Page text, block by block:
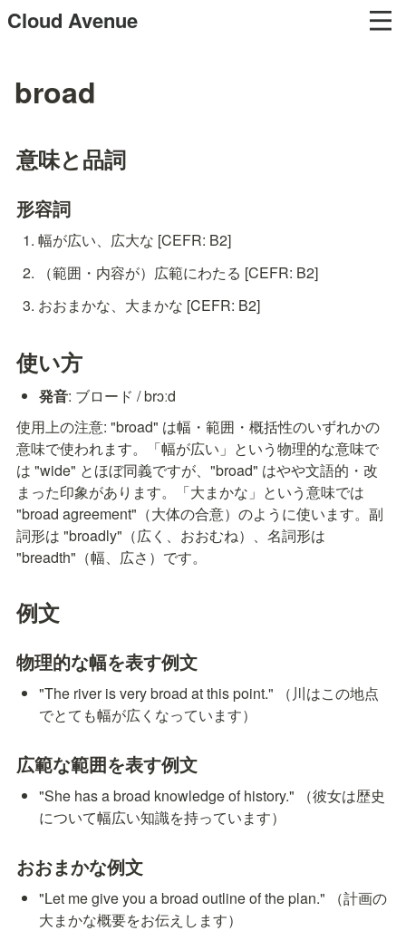
Cloud Avenue
broad
意味と品詞
形容詞
幅が広い、広大な [CEFR: B2]
（範囲・内容が）広範にわたる [CEFR: B2]
おおまかな、大まかな [CEFR: B2]
使い方
発音: ブロード / brɔːd
使用上の注意: "broad" は幅・範囲・概括性のいずれかの
意味で使われます。「幅が広い」という物理的な意味で
は "wide" とほぼ同義ですが、"broad" はやや文語的・改
まった印象があります。「大まかな」という意味では
"broad agreement"（大体の合意）のように使います。副
詞形は "broadly"（広く、おおむね）、名詞形は
"breadth"（幅、広さ）です。
例文
物理的な幅を表す例文
"The river is very broad at this point." （川はこの地点
でとても幅が広くなっています）
広範な範囲を表す例文
"She has a broad knowledge of history." （彼女は歴史
について幅広い知識を持っています）
おおまかな例文
"Let me give you a broad outline of the plan." （計画の
大まかな概要をお伝えします）